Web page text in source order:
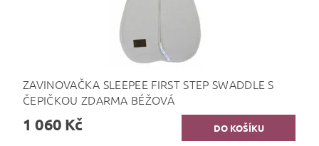
ZAVINOVAČKA SLEEPEE FIRST STEP SWADDLE S
ČEPIČKOU ZDARMA BÉŽOVÁ
1 060 Kč